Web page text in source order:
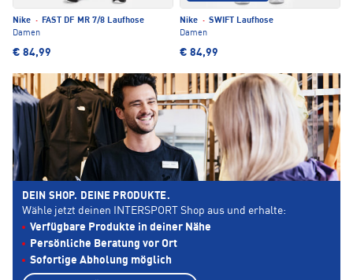
Nike ·
FAST DF MR 7/8 Laufhose
Damen
€ 84,99
Nike · SWIFT Laufhose
Damen
€ 84,99
DEIN SHOP. DEINE PRODUKTE.
Wähle jetzt deinen INTERSPORT Shop aus und erhalte:
Verfügbare Produkte in deiner Nähe
Persönliche Beratung vor Ort
Sofortige Abholung möglich